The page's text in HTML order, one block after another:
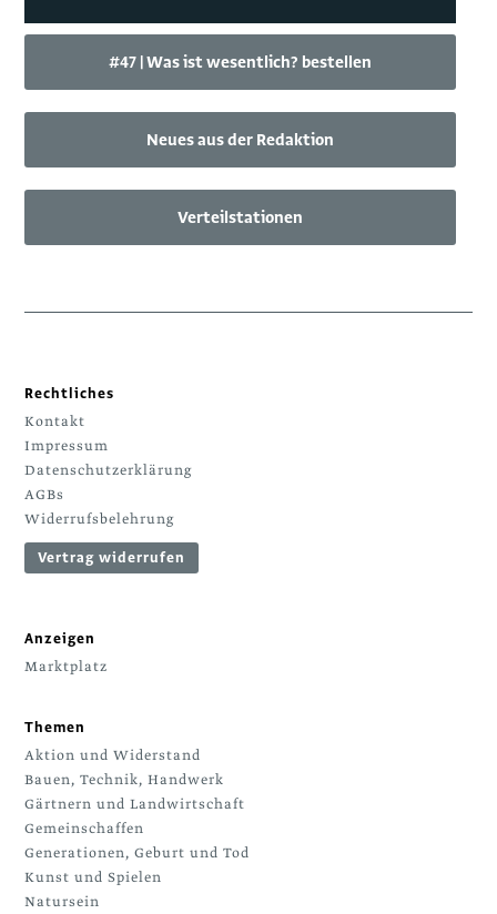
#47 | Was ist wesentlich? bestellen
Neues aus der Redaktion
Verteilstationen
Rechtliches
Kontakt
Impressum
Datenschutzerklärung
AGBs
Widerrufsbelehrung
Vertrag widerrufen
Anzeigen
Marktplatz
Themen
Aktion und Widerstand
Bauen, Technik, Handwerk
Gärtnern und Landwirtschaft
Gemeinschaffen
Generationen, Geburt und Tod
Kunst und Spielen
Natursein